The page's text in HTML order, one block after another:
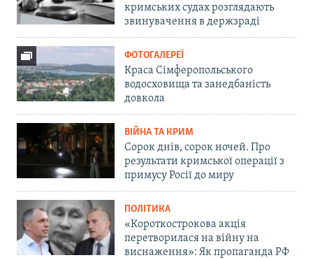
кримських судах розглядають
звинувачення в держзраді
ФОТОГАЛЕРЕЇ
Краса Сімферопольського
водосховища та занедбаність
довкола
ВІЙНА ТА КРИМ
Сорок днів, сорок ночей. Про
результати кримської операції з
примусу Росії до миру
ПОЛІТИКА
«Короткострокова акція
перетворилася на війну на
виснаження»: Як пропаганда РФ